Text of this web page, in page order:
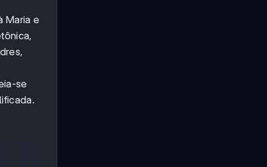
Maria e
se